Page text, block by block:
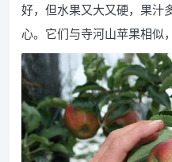
好，但水果又大又硬，果汁
心。它们与寺河山苹果相似